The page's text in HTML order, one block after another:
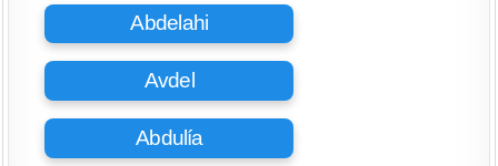
Abdelahi
Avdel
Abdulía